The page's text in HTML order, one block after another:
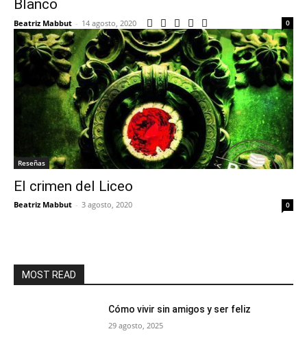
Blanco
Beatriz Mabbut - 14 agosto, 2020 0
Reseñas
El crimen del Liceo
Beatriz Mabbut - 3 agosto, 2020 0
MOST READ
Cómo vivir sin amigos y ser feliz
29 agosto, 2025